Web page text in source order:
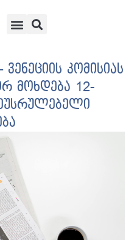
კომისიას
მოხდება 12-